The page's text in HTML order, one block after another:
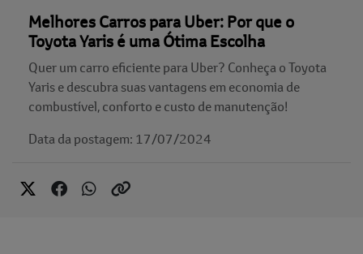
Melhores Carros para Uber: Por que o
Toyota Yaris é uma Ótima Escolha
Quer um carro eficiente para Uber? Conheça o Toyota
Yaris e descubra suas vantagens em economia de
combustível, conforto e custo de manutenção!
Data da postagem: 17/07/2024